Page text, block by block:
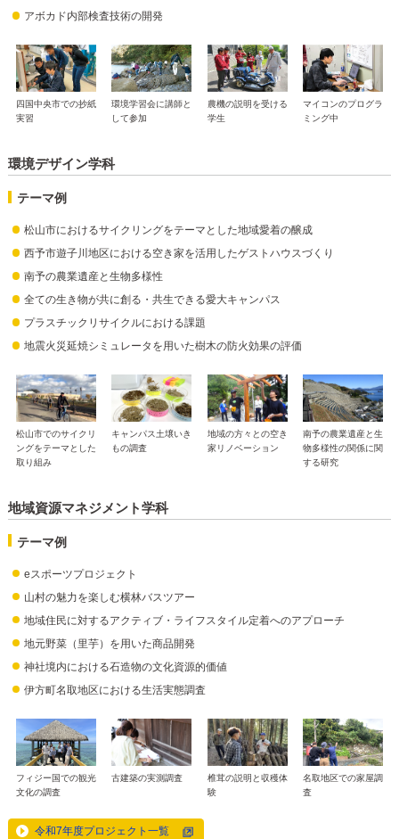
アボカド内部検査技術の開発
四国中央市での抄紙
実習
環境学習会に講師と
して参加
農機の説明を受ける
学生
マイコンのプログラ
ミング中
環境デザイン学科
テーマ例
松山市におけるサイクリングをテーマとした地域愛着の醸成
西予市遊子川地区における空き家を活用したゲストハウスづくり
南予の農業遺産と生物多様性
全ての生き物が共に創る・共生できる愛大キャンパス
プラスチックリサイクルにおける課題
地震火災延焼シミュレータを用いた樹木の防火効果の評価
松山市でのサイクリ
ングをテーマとした
取り組み
キャンパス土壌いき
もの調査
地域の方々との空き
家リノベーション
南予の農業遺産と生
物多様性の関係に関
する研究
地域資源マネジメント学科
テーマ例
eスポーツプロジェクト
山村の魅力を楽しむ横林バスツアー
地域住民に対するアクティブ・ライフスタイル定着へのアプローチ
地元野菜（里芋）を用いた商品開発
神社境内における石造物の文化資源的価値
伊方町名取地区における生活実態調査
フィジー国での観光
文化の調査
古建築の実測調査
椎茸の説明と収穫体
験
名取地区での家屋調
査
令和7年度プロジェクト一覧